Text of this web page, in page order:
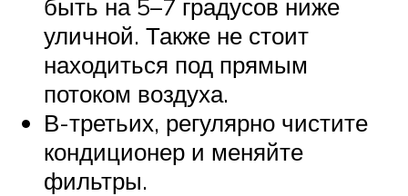
быть на 5–7 градусов ниже
уличной. Также не стоит
находиться под прямым
потоком воздуха.
В-третьих, регулярно чистите
кондиционер и меняйте
фильтры.